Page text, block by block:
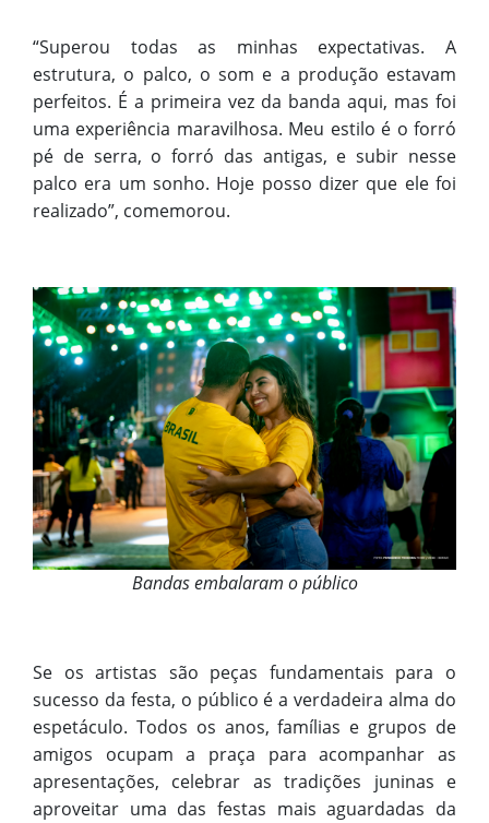
“Superou todas as minhas expectativas. A
estrutura, o palco, o som e a produção estavam
perfeitos. É a primeira vez da banda aqui, mas foi
uma experiência maravilhosa. Meu estilo é o forró
pé de serra, o forró das antigas, e subir nesse
palco era um sonho. Hoje posso dizer que ele foi
realizado”, comemorou.
Bandas embalaram o público
Se os artistas são peças fundamentais para o
sucesso da festa, o público é a verdadeira alma do
espetáculo. Todos os anos, famílias e grupos de
amigos ocupam a praça para acompanhar as
apresentações, celebrar as tradições juninas e
aproveitar uma das festas mais aguardadas da